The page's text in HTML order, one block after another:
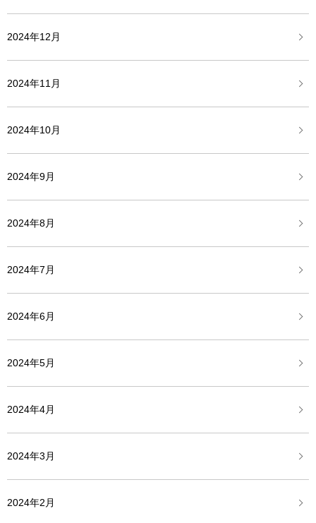
2024年12月
2024年11月
2024年10月
2024年9月
2024年8月
2024年7月
2024年6月
2024年5月
2024年4月
2024年3月
2024年2月